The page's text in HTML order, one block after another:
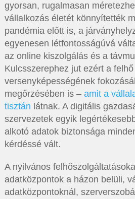
gyorsan, rugalmasan
vállalkozás életét könnyítették
pandémia előtt is, a
egyenesen létfontosságúvá
az online kiszolgálás és a
Kulcsszerephez jut ezért a
versenyképességének
megőrzésében is – amit a
tisztán látnak. A digitális
szervezetek egyik
alkotó adatok biztonsága
kérdéssé vált.
A nyilvános
adatközpontok a házon belüli,
adatközpontoknál,